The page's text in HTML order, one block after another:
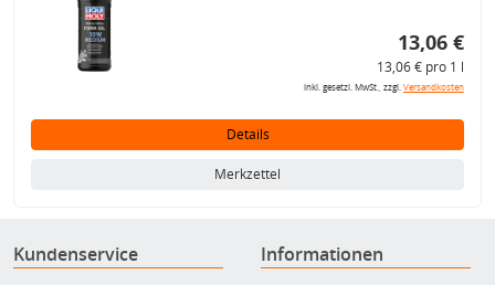
13,06 €
13,06 € pro 1 l
inkl. gesetzl. MwSt., zzgl.Versandkosten
Details
Merkzettel
Kundenservice Informationen